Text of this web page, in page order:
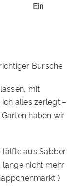
Ein
Bursche.
mit
alles zerlegt –
haben wir
aus Sabber
lange nicht mehr
)